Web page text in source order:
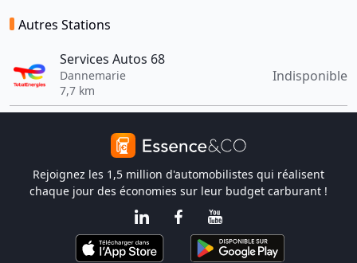
Autres Stations
Services Autos 68
Dannemarie
7,7 km
Indisponible
Rejoignez les 1,5 million d'automobilistes qui réalisent
chaque jour des économies sur leur budget carburant !